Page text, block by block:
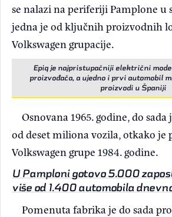
se nalazi na periferiji Pamplone u
jedna je od ključnih proizvodnih
Volkswagen grupacije.
Epiq je najpristupačniji električni
proizvođača, a ujedno i prvi automobil
proizvodi u Španiji
Osnovana 1965. godine, do
od deset miliona vozila, otkako je
Volkswagen grupe 1984. godine.
U Pamploni gotovo 5.000
više od 1.400 automobila
Pomenuta fabrika je do sada